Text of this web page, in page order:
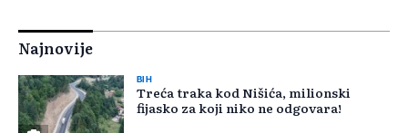
Najnovije
BIH
Treća traka kod Nišića, milionski
fijasko za koji niko ne odgovara!